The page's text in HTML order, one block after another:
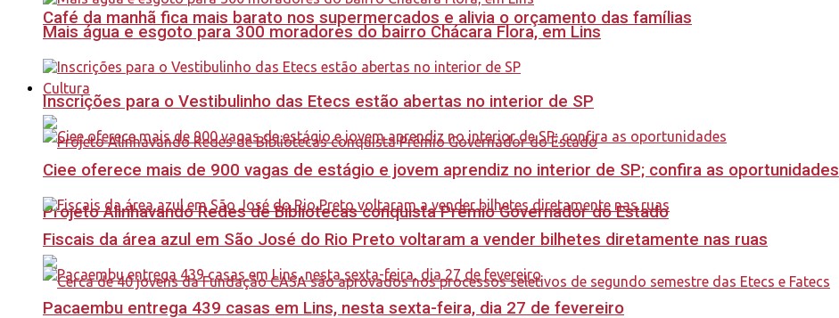
Café da manhã fica mais barato nos supermercados e alivia o orçamento das famílias
Cultura
Projeto Alinhavando Redes de Bibliotecas conquista Prêmio Governador do Estado
Mais água e esgoto para 300 moradores do bairro Chácara Flora, em Lins
Inscrições para o Vestibulinho das Etecs estão abertas no interior de SP
Ciee oferece mais de 900 vagas de estágio e jovem aprendiz no interior de SP; confira as oportunidades
Fiscais da área azul em São José do Rio Preto voltaram a vender bilhetes diretamente nas ruas
Pacaembu entrega 439 casas em Lins, nesta sexta-feira, dia 27 de fevereiro